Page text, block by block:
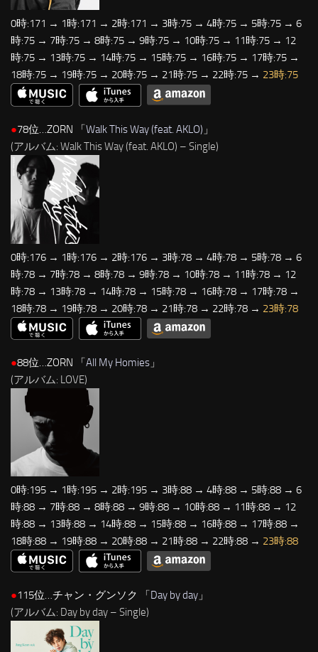
0時:171 → 1時:171 → 2時:171 → 3時:75 → 4時:75 → 5時:75 → 6
時:75 → 7時:75 → 8時:75 → 9時:75 → 10時:75 → 11時:75 → 12
時:75 → 13時:75 → 14時:75 → 15時:75 → 16時:75 → 17時:75 →
18時:75 → 19時:75 → 20時:75 → 21時:75 → 22時:75 → 23時:75
●78位…ZORN 「Walk This Way (feat. AKLO) 」
(アルバム: Walk This Way (feat. AKLO) – Single)
0時:176 → 1時:176 → 2時:176 → 3時:78 → 4時:78 → 5時:78 → 6
時:78 → 7時:78 → 8時:78 → 9時:78 → 10時:78 → 11時:78 → 12
時:78 → 13時:78 → 14時:78 → 15時:78 → 16時:78 → 17時:78 →
18時:78 → 19時:78 → 20時:78 → 21時:78 → 22時:78 → 23時:78
●88位…ZORN 「All My Homies 」
(アルバム: LOVE)
0時:195 → 1時:195 → 2時:195 → 3時:88 → 4時:88 → 5時:88 → 6
時:88 → 7時:88 → 8時:88 → 9時:88 → 10時:88 → 11時:88 → 12
時:88 → 13時:88 → 14時:88 → 15時:88 → 16時:88 → 17時:88 →
18時:88 → 19時:88 → 20時:88 → 21時:88 → 22時:88 → 23時:88
●115位…チャン・グンソク 「Day by day 」
(アルバム: Day by day – Single)